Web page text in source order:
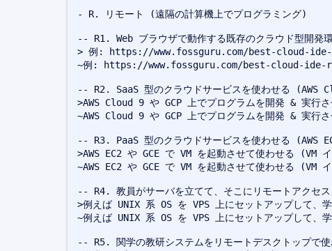
- R. リモート (遠隔の計算機上でプログラミング)
> 例: https://www.fossguru.com/best-cloud-ide-
~例: https://www.fossguru.com/best-cloud-ide-
>AWS Cloud 9 や GCP 上でプログラムを開発 & 実
~AWS Cloud 9 や GCP 上でプログラムを開発 & 実
>AWS EC2 や GCE で VM を起動させて使わせる (VM
~AWS EC2 や GCE で VM を起動させて使わせる (VM
>例えば UNIX 系 OS を VPS 上にセットアップして、
~例えば UNIX 系 OS を VPS 上にセットアップして、